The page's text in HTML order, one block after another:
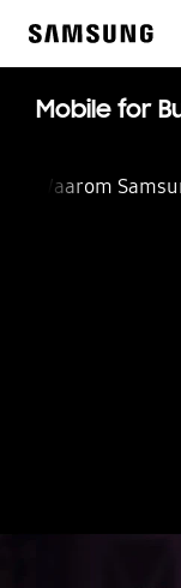
Mobile for
Waarom